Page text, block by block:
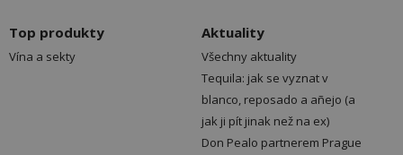
Top produkty
Vína a sekty
Aktuality
Všechny aktuality
Tequila: jak se vyznat v
blanco, reposado a añejo (a
jak ji pít jinak než na ex)
Don Pealo partnerem Prague